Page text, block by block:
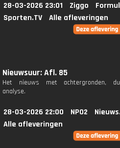
28-03-2026 23:01 Ziggo
Sporten.TV
Alle afleveringen
Nieuwsuur: Afl. 85
Het nieuws met achtergronden,
analyse.
28-03-2026 22:00 NPO2
Alle afleveringen